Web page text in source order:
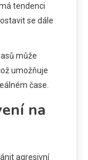
tendenci
se dále
může
umožňuje
čase.
na
agresivní